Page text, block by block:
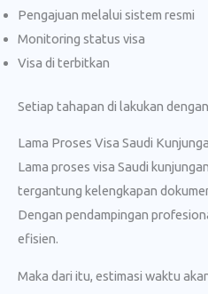
Pengajuan melalui sistem resmi
Monitoring status visa
Visa di terbitkan
Setiap tahapan di lakukan
Lama Proses Visa Saudi
Lama proses visa Saudi
tergantung kelengkapan
Dengan pendampingan
efisien.
Maka dari itu, estimasi waktu